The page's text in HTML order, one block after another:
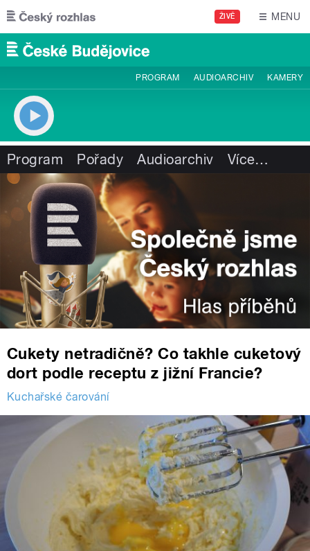
Přejít k hlavnímu obsahu
ŽIVĚ MENU
PROGRAM AUDIOARCHIV KAMERY
Program Pořady Audioarchiv Více…
Cukety netradičně? Co takhle cuketový
dort podle receptu z jižní Francie?
Kuchařské čarování